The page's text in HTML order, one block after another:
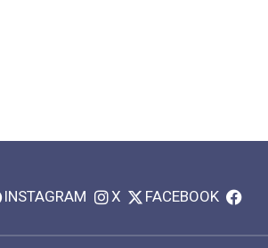
FACEBOOK
X
INSTAGRAM